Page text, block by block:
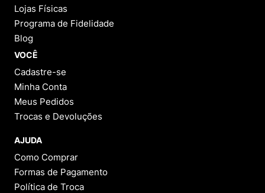
Lojas Físicas
Programa de Fidelidade
Blog
VOCÊ
Cadastre-se
Minha Conta
Meus Pedidos
Trocas e Devoluções
AJUDA
Como Comprar
Formas de Pagamento
Política de Troca